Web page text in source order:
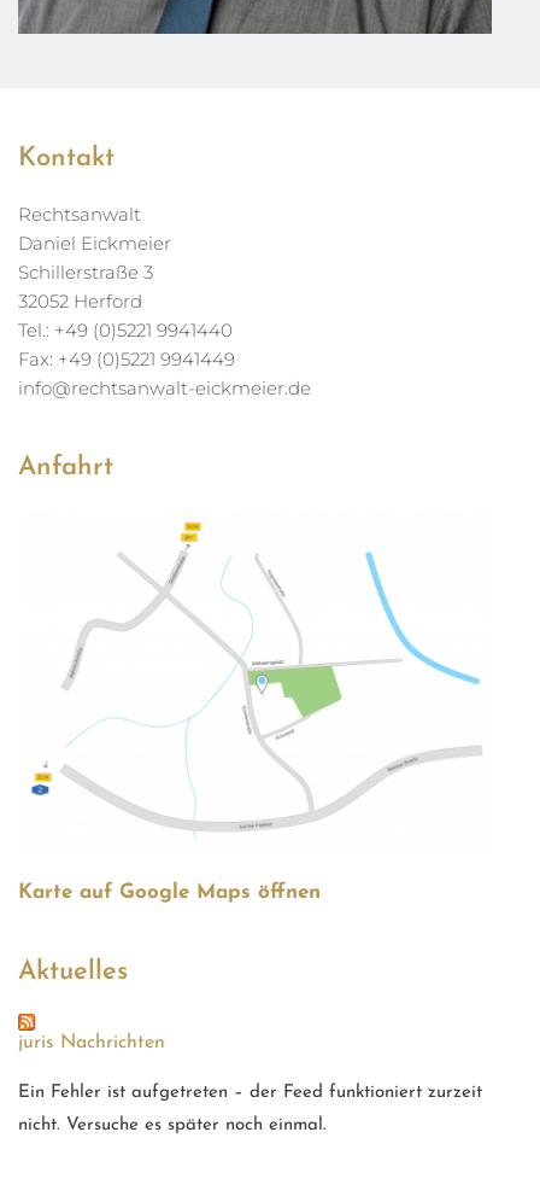
Kontakt
Rechtsanwalt
Daniel Eickmeier
Schillerstraße 3
32052 Herford
Tel.: +49 (0)5221 9941440
Fax: +49 (0)5221 9941449
info@rechtsanwalt-eickmeier.de
Anfahrt
Karte auf Google Maps öffnen
Aktuelles
juris Nachrichten
Ein Fehler ist aufgetreten – der Feed funktioniert zurzeit
nicht. Versuche es später noch einmal.